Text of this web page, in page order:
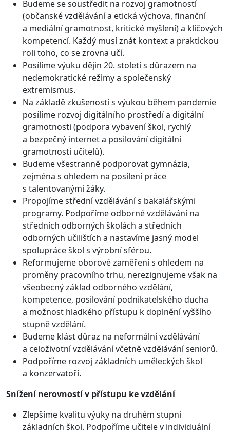
Budeme se soustředit na rozvoj gramotností
(občanské vzdělávání a etická výchova, finanční
a mediální gramotnost, kritické myšlení) a klíčových
kompetencí. Každý musí znát kontext a praktickou
roli toho, co se zrovna učí.
Posílíme výuku dějin 20. století s důrazem na
nedemokratické režimy a společenský
extremismus.
Na základě zkušeností s výukou během pandemie
posílíme rozvoj digitálního prostředí a digitální
gramotnosti (podpora vybavení škol, rychlý
a bezpečný internet a posilování digitální
gramotnosti učitelů).
Budeme všestranně podporovat gymnázia,
zejména s ohledem na posílení práce
s talentovanými žáky.
Propojíme střední vzdělávání s bakalářskými
programy. Podpoříme odborné vzdělávání na
středních odborných školách a středních
odborných učilištích a nastavíme jasný model
spolupráce škol s výrobní sférou.
Reformujeme oborové zaměření s ohledem na
proměny pracovního trhu, nerezignujeme však na
všeobecný základ odborného vzdělání,
kompetence, posilování podnikatelského ducha
a možnost hladkého přístupu k doplnění vyššího
stupně vzdělání.
Budeme klást důraz na neformální vzdělávání
a celoživotní vzdělávání včetně vzdělávání seniorů.
Podpoříme rozvoj základních uměleckých škol
a konzervatoří.
Snížení nerovností v přístupu ke vzdělání
Zlepšíme kvalitu výuky na druhém stupni
základních škol. Podpoříme učitele v individuální